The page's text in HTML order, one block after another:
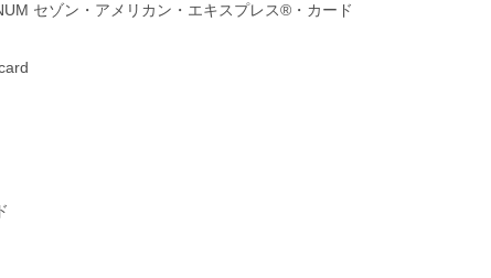
セゾン・アメリカン・エキスプレス®・カード